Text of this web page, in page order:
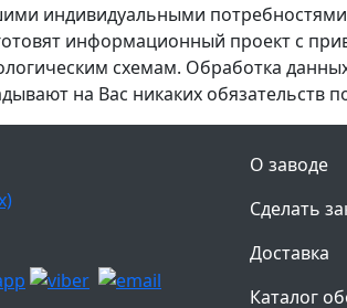
индивидуальными
информационный проект с
схемам. Обработка
на Вас никаких обязательств
О заводе
Сделать
Доставка
Каталог